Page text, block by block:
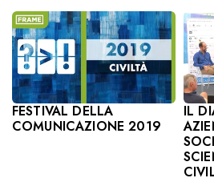
FESTIVAL DELLA
COMUNICAZIONE 2019
IL